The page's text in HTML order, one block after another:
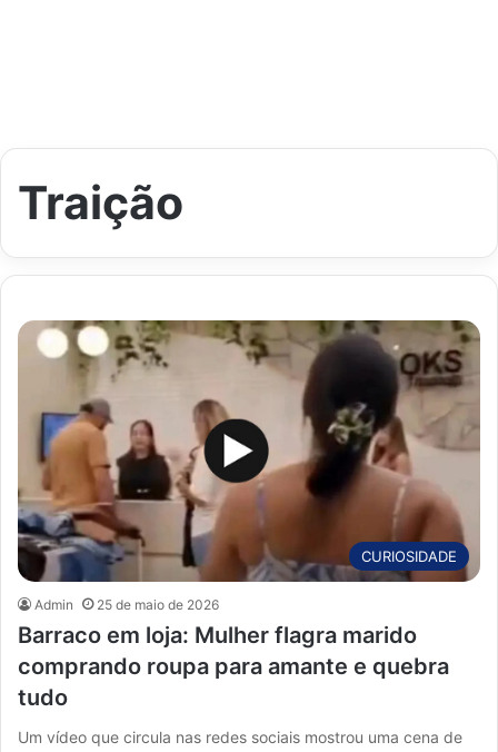
Traição
CURIOSIDADE
Admin 25 de maio de 2026
Barraco em loja: Mulher flagra marido
comprando roupa para amante e quebra
tudo
Um vídeo que circula nas redes sociais mostrou uma cena de